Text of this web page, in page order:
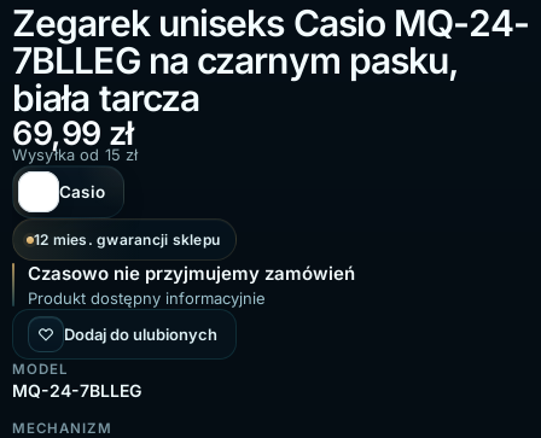
Zegarek uniseks Casio MQ-24-
7BLLEG na czarnym pasku,
biała tarcza
69,99 zł
Wysyłka od 15 zł
Casio
12 mies. gwarancji sklepu
Czasowo nie przyjmujemy zamówień
Produkt dostępny informacyjnie
Dodaj do ulubionych
MODEL
MQ-24-7BLLEG
MECHANIZM